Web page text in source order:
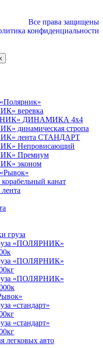
Все права защищены
конфиденциальности
веревка
ДИНАМИКА 4х4
динамическая стропа
лента СТАНДАРТ
Непровисающий
Премиум
эконом
канат
груза
«ПОЛЯРНИК»
«ПОЛЯРНИК»
«ПОЛЯРНИК»
«стандарт»
«стандарт»
легковых авто